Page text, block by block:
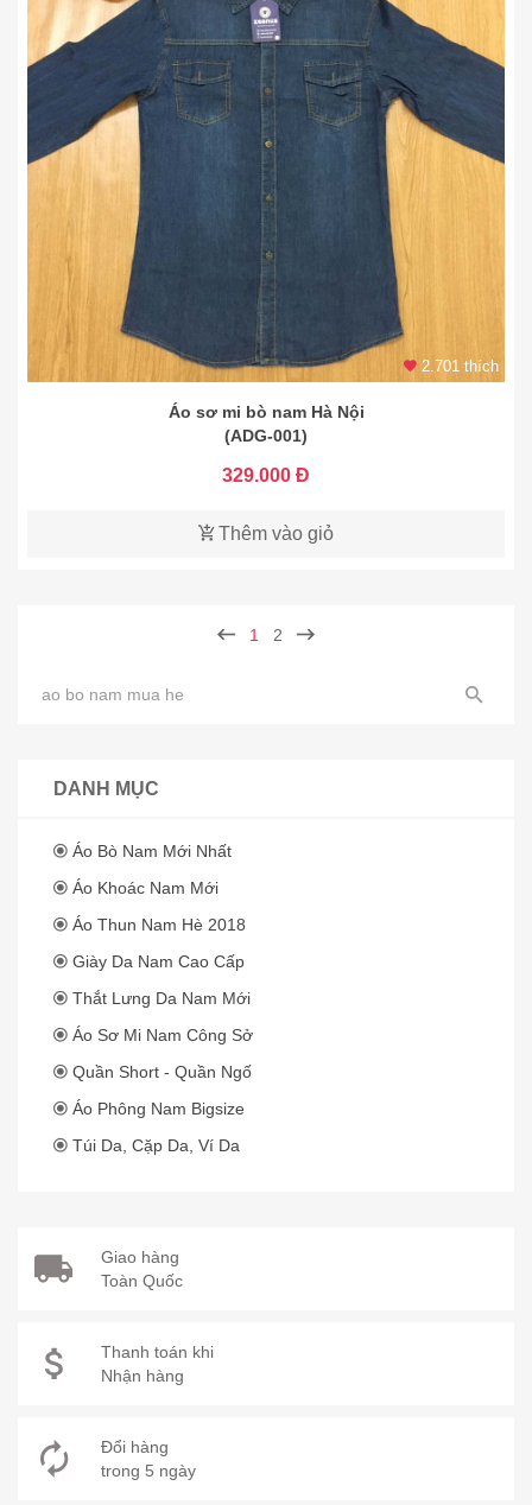
2.701 thích
Áo sơ mi bò nam Hà Nội
(ADG-001)
329.000 Đ
Thêm vào giỏ
1 2
DANH MỤC
Áo Bò Nam Mới Nhất
Áo Khoác Nam Mới
Áo Thun Nam Hè 2018
Giày Da Nam Cao Cấp
Thắt Lưng Da Nam Mới
Áo Sơ Mi Nam Công Sở
Quần Short - Quần Ngố
Áo Phông Nam Bigsize
Túi Da, Cặp Da, Ví Da
Giao hàng
Toàn Quốc
Thanh toán khi
Nhận hàng
Đổi hàng
trong 5 ngày